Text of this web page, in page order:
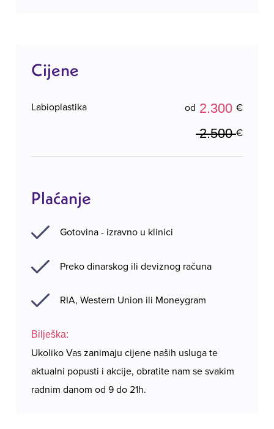
Cijene
Labioplastika
2.500€
od 2.300 €
Plaćanje
Gotovina - izravno u klinici
Preko dinarskog ili deviznog računa
RIA, Western Union ili Moneygram
Bilješka:
Ukoliko Vas zanimaju cijene naših usluga te
aktualni popusti i akcije, obratite nam se svakim
radnim danom od 9 do 21h.